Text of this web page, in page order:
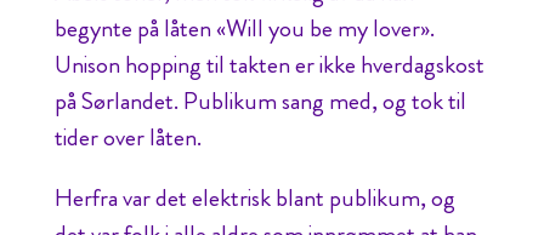
begynte på låten «Will you be my lover».
Unison hopping til takten er ikke hverdagskost
på Sørlandet. Publikum sang med, og tok til
tider over låten.
Herfra var det elektrisk blant publikum, og